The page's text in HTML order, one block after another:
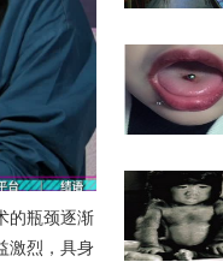
的瓶颈逐渐
激烈，具身